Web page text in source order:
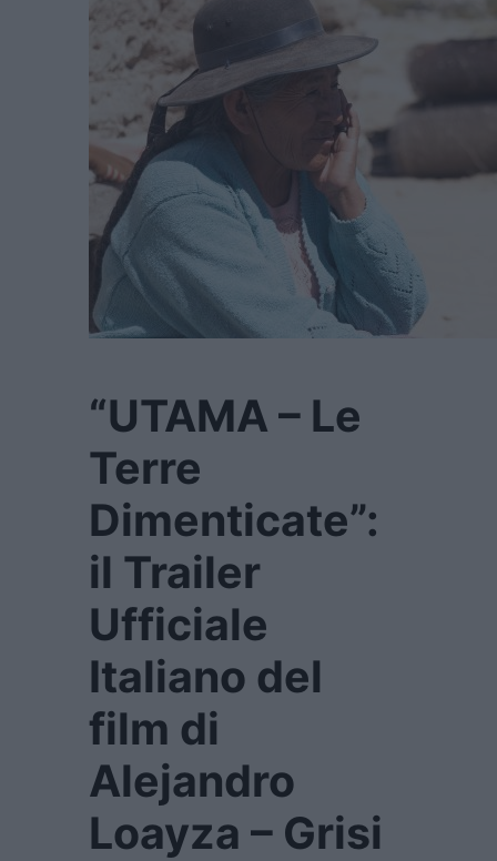
“UTAMA – Le
Terre
Dimenticate”:
il Trailer
Ufficiale
Italiano del
film di
Alejandro
Loayza – Grisi